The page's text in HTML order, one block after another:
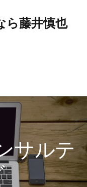
ら藤井慎也
サルテ